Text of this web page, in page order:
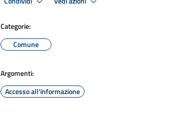
Categorie:
Comune
Argomenti:
Accesso all'informazione